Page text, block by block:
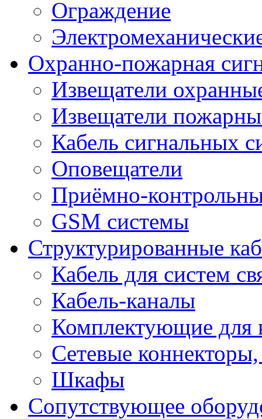
Ограждение
Охранно-пожарная
Извещатели
Извещатели
Кабель сигнальных
Оповещатели
Приёмно-
GSM системы
Структурированные
Кабель для систем
Кабель-каналы
Комплектующие для
Сетевые
Шкафы
Сопутствующее